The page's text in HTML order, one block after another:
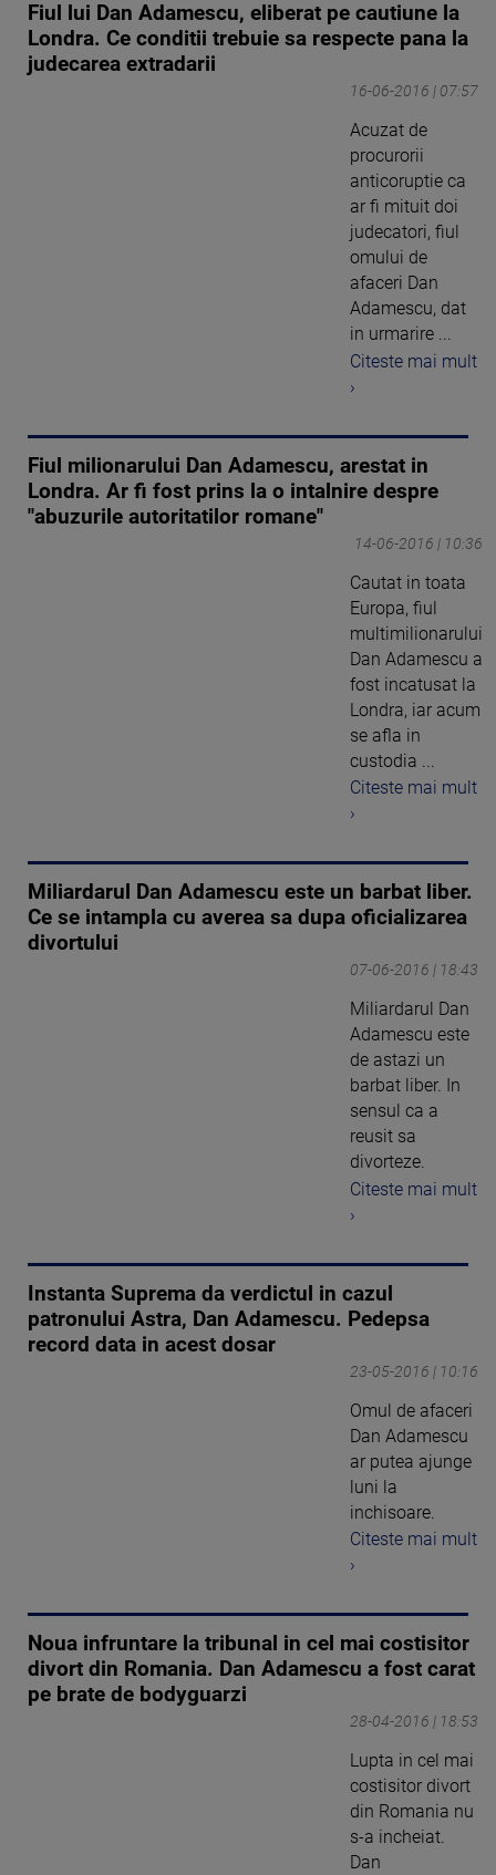
Fiul lui Dan Adamescu, eliberat pe cautiune la
Londra. Ce conditii trebuie sa respecte pana la
judecarea extradarii
16-06-2016 | 07:57
Acuzat de
procurorii
anticoruptie ca
ar fi mituit doi
judecatori, fiul
omului de
afaceri Dan
Adamescu, dat
in urmarire ...
Citeste mai mult
›
Fiul milionarului Dan Adamescu, arestat in
Londra. Ar fi fost prins la o intalnire despre
"abuzurile autoritatilor romane"
14-06-2016 | 10:36
Cautat in toata
Europa, fiul
multimilionarului
Dan Adamescu a
fost incatusat la
Londra, iar acum
se afla in
custodia ...
Citeste mai mult
›
Miliardarul Dan Adamescu este un barbat liber.
Ce se intampla cu averea sa dupa oficializarea
divortului
07-06-2016 | 18:43
Miliardarul Dan
Adamescu este
de astazi un
barbat liber. In
sensul ca a
reusit sa
divorteze.
Citeste mai mult
›
Instanta Suprema da verdictul in cazul
patronului Astra, Dan Adamescu. Pedepsa
record data in acest dosar
23-05-2016 | 10:16
Omul de afaceri
Dan Adamescu
ar putea ajunge
luni la
inchisoare.
Citeste mai mult
›
Noua infruntare la tribunal in cel mai costisitor
divort din Romania. Dan Adamescu a fost carat
pe brate de bodyguarzi
28-04-2016 | 18:53
Lupta in cel mai
costisitor divort
din Romania nu
s-a incheiat.
Dan